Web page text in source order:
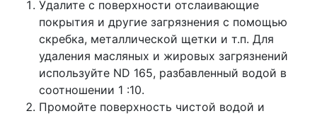
Удалите с поверхности отслаивающие
покрытия и другие загрязнения с помощью
скребка, металлической щетки и т.п. Для
удаления масляных и жировых загрязнений
используйте ND 165, разбавленный водой в
соотношении 1 :10.
Промойте поверхность чистой водой и